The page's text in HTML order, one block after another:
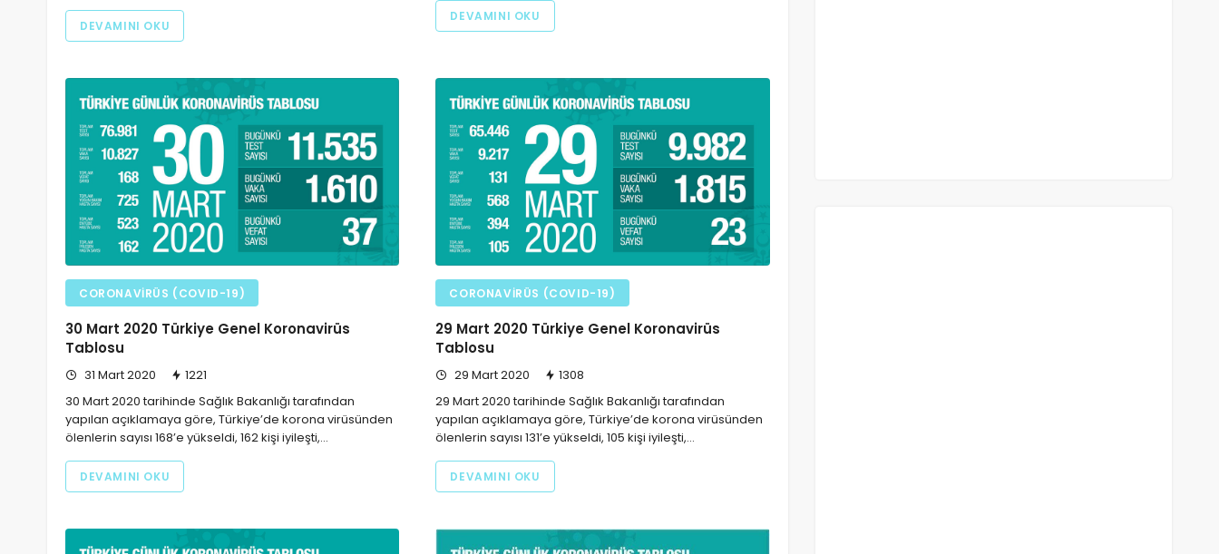
DEVAMINI OKU
DEVAMINI OKU
CORONAVIRÜS (COVID-19)
30 Mart 2020 Türkiye Genel Koronavirüs
Tablosu
31 Mart 2020
1221
30 Mart 2020 tarihinde Sağlık Bakanlığı tarafından
yapılan açıklamaya göre, Türkiye’de korona virüsünden
ölenlerin sayısı 168’e yükseldi, 162 kişi iyileşti,…
DEVAMINI OKU
CORONAVIRÜS (COVID-19)
29 Mart 2020 Türkiye Genel Koronavirüs
Tablosu
29 Mart 2020
1308
29 Mart 2020 tarihinde Sağlık Bakanlığı tarafından
yapılan açıklamaya göre, Türkiye’de korona virüsünden
ölenlerin sayısı 131’e yükseldi, 105 kişi iyileşti,…
DEVAMINI OKU